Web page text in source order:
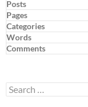
Posts
Pages
Categories
Words
Comments
Search
for: